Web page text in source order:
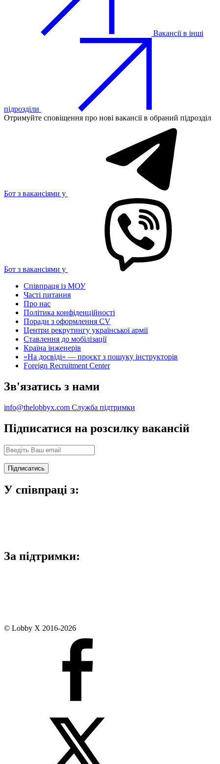
Вакансії в інші
підрозділи
Отримуйте сповіщення про нові вакансії в обраний підрозділ
Бот з вакансіями у
Бот з вакансіями у
Співпраця із МОУ
Часті питання
Про нас
Політика конфіденційності
Поради з оформлення CV
Центри рекрутингу української армії
Ставлення до мобілізації
Країна інженерів
«На досвіді» — проєкт з пошуку інструкторів
Foreign Recruitment Center
Зв'язатись з нами
info@thelobbyx.com Служба підтримки
Підписатися на розсилку вакансій
У співпраці з:
За підтримки:
© Lobby X 2016-2026